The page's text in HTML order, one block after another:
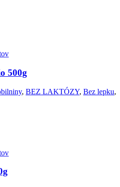
500g
, BEZ LAKTÓZY, Bez lepku,